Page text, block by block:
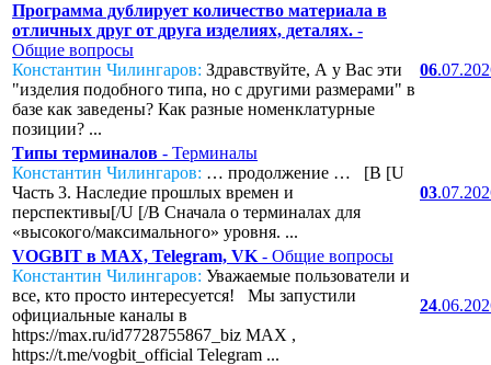
Программа дублирует количество материала в
отличных друг от друга изделиях, деталях. -
Общие вопросы
Константин Чилингаров: Здравствуйте, А у Вас эти
"изделия подобного типа, но с другими размерами" в
базе как заведены? Как разные номенклатурные
позиции? ...
06
Типы терминалов - Терминалы
Константин Чилингаров: … продолжение … [B [U
Часть 3. Наследие прошлых времен и
перспективы[/U [/B Сначала о терминалах для
«высокого/максимального» уровня. ...
03
VOGBIT в MAX, Telegram, VK - Общие вопросы
Константин Чилингаров: Уважаемые пользователи и
все, кто просто интересуется! Мы запустили
официальные каналы в
https://max.ru/id7728755867_biz MAX ,
https://t.me/vogbit_official Telegram ...
24